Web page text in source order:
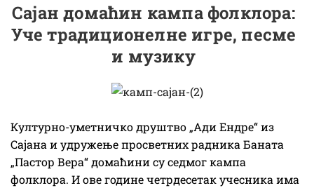
Сајан домаћин кампа фолклора:
Уче традиционелне игре, песме
и музику
Културно-уметничко друштво „Ади Ендре“ из
Сајана и удружење просветних радника Баната
„Пастор Вера“ домаћини су седмог кампа
фолклора. И ове године четрдесетак учесника има